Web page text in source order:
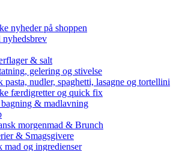
nyheder på shoppen
& salt
gelering og stivelse
pasta, nudler, spaghetti, lasagne og tortellini
færdigretter og quick fix
& madlavning
morgenmad & Brunch
& Smagsgivere
mad og ingredienser